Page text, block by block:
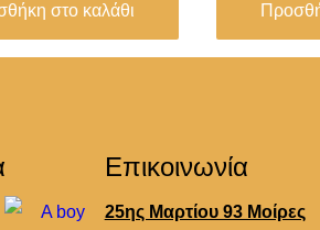
στο καλάθι
Επικοινωνία
25ης Μαρτίου 93 Μοίρες